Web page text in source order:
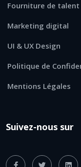
Fourniture de talent
Marketing digital
UI & UX Design
Politique de
Mentions Légales
Suivez-nous sur